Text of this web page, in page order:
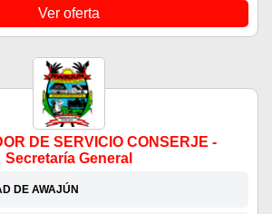
Ver oferta
DE SERVICIO CONSERJE -
Secretaría General
DE AWAJÚN